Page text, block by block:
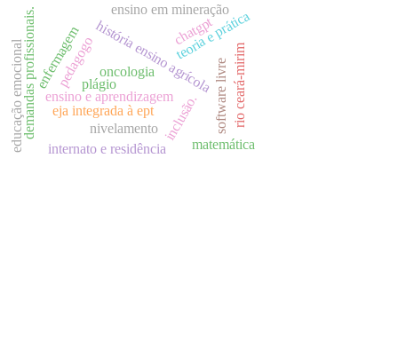
história ensino agrícola
plágio software livre
ensino e aprendizagem
teoria e prática
demandas profissionais. pedagogo
inclusão.
eja integrada à ept
matemática
chatgpt
internato e residência
enfermagem
ensino em mineração
rio ceará-mirim
nivelamento
educação emocional oncologia